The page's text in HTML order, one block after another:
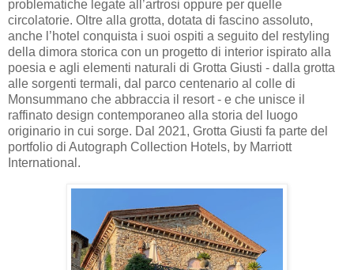
problematiche legate all’artrosi oppure per quelle
circolatorie. Oltre alla grotta, dotata di fascino assoluto,
anche l’hotel conquista i suoi ospiti a seguito del restyling
della dimora storica con un progetto di interior ispirato alla
poesia e agli elementi naturali di Grotta Giusti - dalla grotta
alle sorgenti termali, dal parco centenario al colle di
Monsummano che abbraccia il resort - e che unisce il
raffinato design contemporaneo alla storia del luogo
originario in cui sorge. Dal 2021, Grotta Giusti fa parte del
portfolio di Autograph Collection Hotels, by Marriott
International.